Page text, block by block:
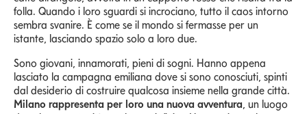
folla. Quando i loro sguardi si incrociano, tutto il caos intorno
sembra svanire. È come se il mondo si fermasse per un
istante, lasciando spazio solo a loro due.
Sono giovani, innamorati, pieni di sogni. Hanno appena
lasciato la campagna emiliana dove si sono conosciuti, spinti
dal desiderio di costruire qualcosa insieme nella grande città.
Milano rappresenta per loro una nuova avventura , un luogo